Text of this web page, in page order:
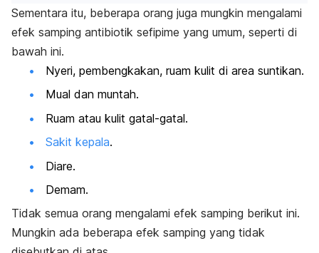
Sementara itu, beberapa orang juga mungkin mengalami
efek samping antibiotik sefipime yang umum, seperti di
bawah ini.
Nyeri, pembengkakan, ruam kulit di area suntikan.
Mual dan muntah.
Ruam atau kulit gatal-gatal.
Sakit kepala.
Diare.
Demam.
Tidak semua orang mengalami efek samping berikut ini.
Mungkin ada beberapa efek samping yang tidak